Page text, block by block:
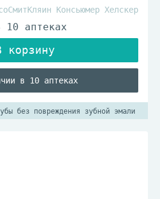
Консьюмер Хелскер
в 10 аптеках
без повреждения зубной эмали